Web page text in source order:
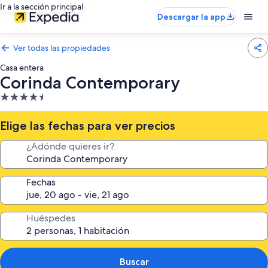
Ir a la sección principal
Descargar la app
Ver todas las propiedades
Casa entera
Corinda Contemporary
Propiedad
de
4.5
estrellas
Elige las fechas para ver precios
¿Adónde quieres ir?
Fechas
Huéspedes
Buscar